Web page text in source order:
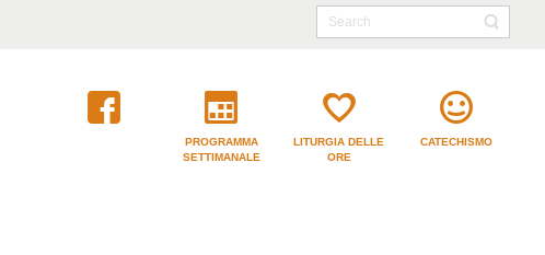
PROGRAMMA
SETTIMANALE
LITURGIA DELLE
ORE
CATECHISMO